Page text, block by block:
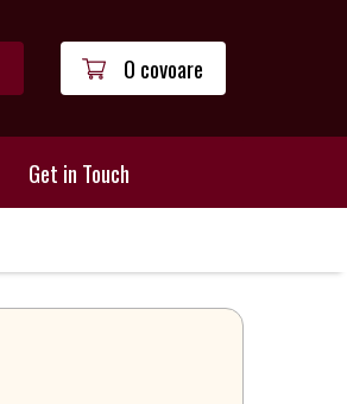
0 covoare
Get in Touch